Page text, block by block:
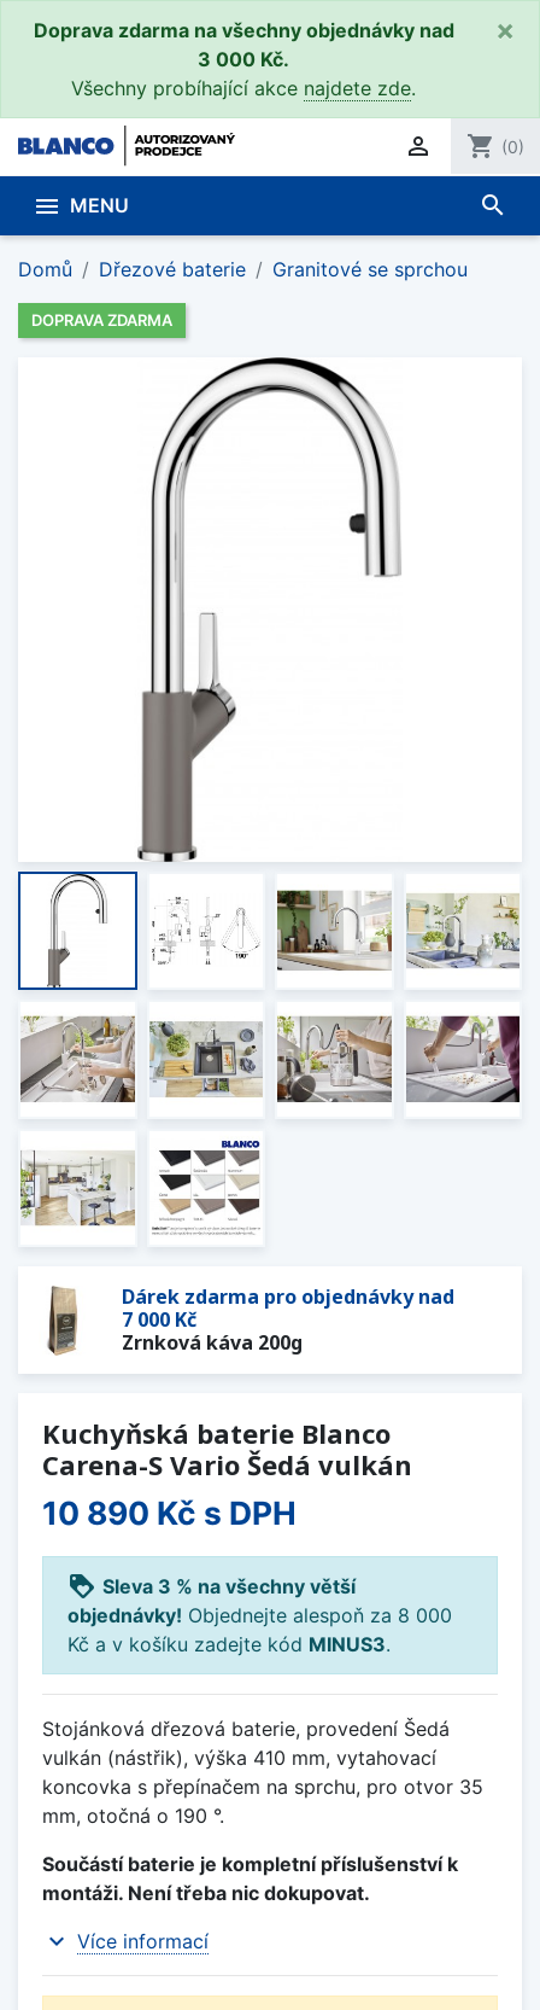
Doprava zdarma na všechny objednávky nad
3 000 Kč.
Všechny probíhající akce najdete zde.
×
 shopping_cart (0)
 MENU search
Domů Dřezové baterie Granitové se sprchou
DOPRAVA ZDARMA
Dárek zdarma pro objednávky nad
7 000 Kč
Zrnková káva 200g
Kuchyňská baterie Blanco
Carena-S Vario Šedá vulkán
10 890 Kč s DPH
loyalty Sleva 3 % na všechny větší
objednávky! Objednejte alespoň za 8 000
Kč a v košíku zadejte kód MINUS3.
Stojánková dřezová baterie, provedení Šedá
vulkán (nástřik), výška 410 mm, vytahovací
koncovka s přepínačem na sprchu, pro otvor 35
mm, otočná o 190 °.
Součástí baterie je kompletní příslušenství k
montáži. Není třeba nic dokupovat.
expand_more Více informací